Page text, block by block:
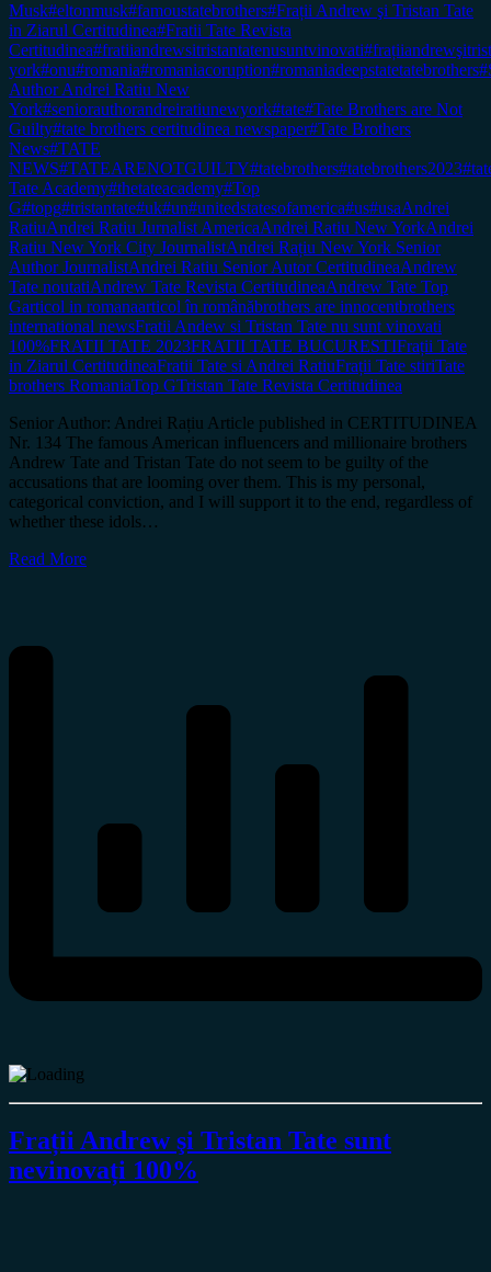
Musk#eltonmusk#famoustatebrothers#Frații Andrew şi Tristan Tate
in Ziarul Certitudinea#Fratii Tate Revista
Certitudinea#fratiiandrewsitristantatenusuntvinovati
york#onu#romania#romaniacoruption#romaniadeepstatetatebrothers
Author Andrei Ratiu New
York#seniorauthorandreiratiunewyork#tate#Tate Brothers are Not
Guilty#tate brothers certitudinea newspaper#Tate Brothers
News#TATE
NEWS#TATEARENOTGUILTY#tatebrothers#tatebrothers2023
Tate Academy#thetateacademy#Top
G#topg#tristantate#uk#un#unitedstatesofamerica#us#usaAndrei
RatiuAndrei Ratiu Jurnalist AmericaAndrei Ratiu New YorkAndrei
Ratiu New York City JournalistAndrei Rațiu New York Senior
Author JournalistAndrei Ratiu Senior Autor CertitudineaAndrew
Tate noutatiAndrew Tate Revista CertitudineaAndrew Tate Top
Garticol in romanaarticol în românăbrothers are innocentbrothers
international newsFratii Andew si Tristan Tate nu sunt vinovati
100%FRATII TATE 2023FRATII TATE BUCURESTIFrații Tate
in Ziarul CertitudineaFratii Tate si Andrei RatiuFrații Tate stiriTate
brothers RomaniaTop GTristan Tate Revista Certitudinea
Senior Author: Andrei Rațiu Article published in CERTITUDINEA
Nr. 134 The famous American influencers and millionaire brothers
Andrew Tate and Tristan Tate do not seem to be guilty of the
accusations that are looming over them. This is my personal,
categorical conviction, and I will support it to the end, regardless of
whether these idols…
Read More
Frații Andrew şi Tristan Tate sunt
nevinovați 100%